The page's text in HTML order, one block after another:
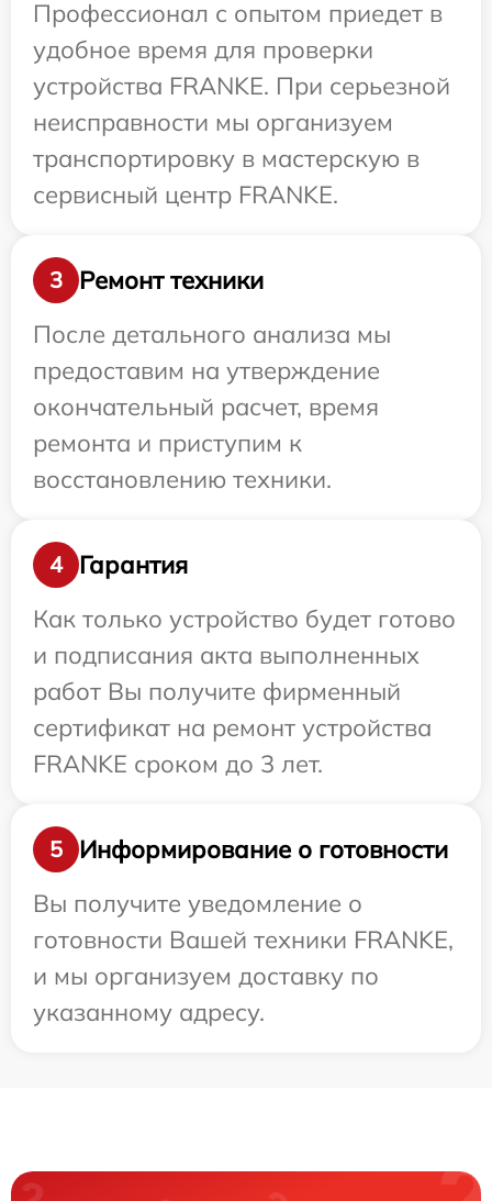
Профессионал с опытом приедет в
удобное время для проверки
устройства FRANKE. При серьезной
неисправности мы организуем
транспортировку в мастерскую в
сервисный центр FRANKE.
3
Ремонт техники
После детального анализа мы
предоставим на утверждение
окончательный расчет, время
ремонта и приступим к
восстановлению техники.
4
Гарантия
Как только устройство будет готово
и подписания акта выполненных
работ Вы получите фирменный
сертификат на ремонт устройства
FRANKE сроком до 3 лет.
5
Информирование о готовности
Вы получите уведомление о
готовности Вашей техники FRANKE,
и мы организуем доставку по
указанному адресу.